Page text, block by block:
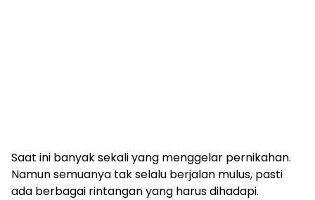
Saat ini banyak sekali yang menggelar pernikahan.
Namun semuanya tak selalu berjalan mulus, pasti
ada berbagai rintangan yang harus dihadapi.